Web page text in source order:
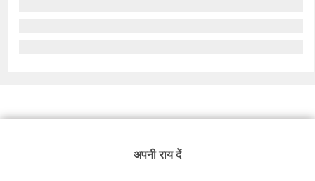
अपनी राय दें